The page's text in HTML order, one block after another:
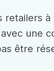
retailers
une
être